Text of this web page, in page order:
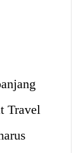
Travel